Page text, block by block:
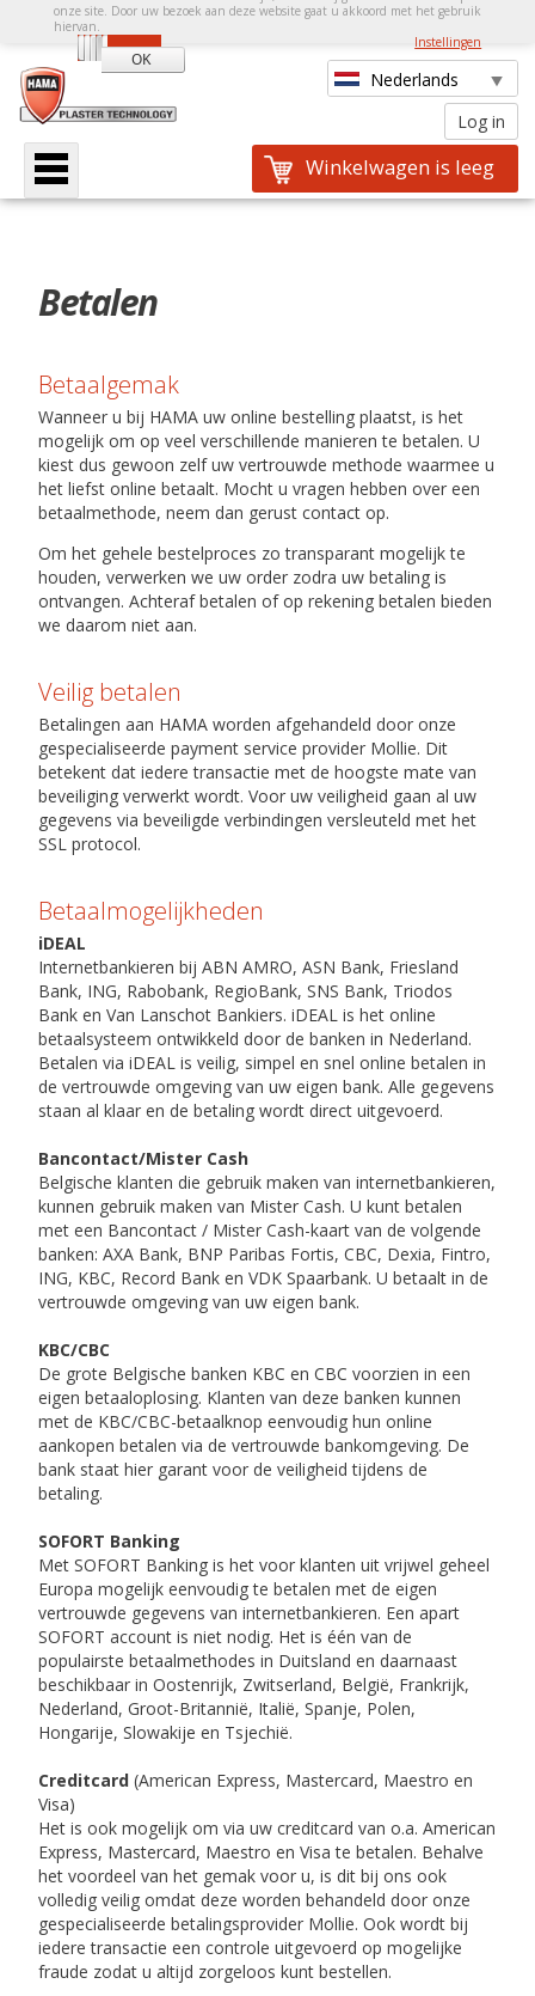
onze site. Door uw bezoek aan deze website gaat u akkoord met het gebruik
hiervan.
Instellingen
Winkelwagen is leeg
Betalen
Betaalgemak
Wanneer u bij HAMA uw online bestelling plaatst, is het
mogelijk om op veel verschillende manieren te betalen. U
kiest dus gewoon zelf uw vertrouwde methode waarmee u
het liefst online betaalt. Mocht u vragen hebben over een
betaalmethode, neem dan gerust contact op.
Om het gehele bestelproces zo transparant mogelijk te
houden, verwerken we uw order zodra uw betaling is
ontvangen. Achteraf betalen of op rekening betalen bieden
we daarom niet aan.
Veilig betalen
Betalingen aan HAMA worden afgehandeld door onze
gespecialiseerde payment service provider Mollie. Dit
betekent dat iedere transactie met de hoogste mate van
beveiliging verwerkt wordt. Voor uw veiligheid gaan al uw
gegevens via beveiligde verbindingen versleuteld met het
SSL protocol.
Betaalmogelijkheden
iDEAL
Internetbankieren bij ABN AMRO, ASN Bank, Friesland
Bank, ING, Rabobank, RegioBank, SNS Bank, Triodos
Bank en Van Lanschot Bankiers. iDEAL is het online
betaalsysteem ontwikkeld door de banken in Nederland.
Betalen via iDEAL is veilig, simpel en snel online betalen in
de vertrouwde omgeving van uw eigen bank. Alle gegevens
staan al klaar en de betaling wordt direct uitgevoerd.
Bancontact/Mister Cash
Belgische klanten die gebruik maken van internetbankieren,
kunnen gebruik maken van Mister Cash. U kunt betalen
met een Bancontact / Mister Cash-kaart van de volgende
banken: AXA Bank, BNP Paribas Fortis, CBC, Dexia, Fintro,
ING, KBC, Record Bank en VDK Spaarbank. U betaalt in de
vertrouwde omgeving van uw eigen bank.
KBC/CBC
De grote Belgische banken KBC en CBC voorzien in een
eigen betaaloplosing. Klanten van deze banken kunnen
met de KBC/CBC-betaalknop eenvoudig hun online
aankopen betalen via de vertrouwde bankomgeving. De
bank staat hier garant voor de veiligheid tijdens de
betaling.
SOFORT Banking
Met SOFORT Banking is het voor klanten uit vrijwel geheel
Europa mogelijk eenvoudig te betalen met de eigen
vertrouwde gegevens van internetbankieren. Een apart
SOFORT account is niet nodig. Het is één van de
populairste betaalmethodes in Duitsland en daarnaast
beschikbaar in Oostenrijk, Zwitserland, België, Frankrijk,
Nederland, Groot-Britannië, Italië, Spanje, Polen,
Hongarije, Slowakije en Tsjechië.
Creditcard (American Express, Mastercard, Maestro en
Visa)
Het is ook mogelijk om via uw creditcard van o.a. American
Express, Mastercard, Maestro en Visa te betalen. Behalve
het voordeel van het gemak voor u, is dit bij ons ook
volledig veilig omdat deze worden behandeld door onze
gespecialiseerde betalingsprovider Mollie. Ook wordt bij
iedere transactie een controle uitgevoerd op mogelijke
fraude zodat u altijd zorgeloos kunt bestellen.